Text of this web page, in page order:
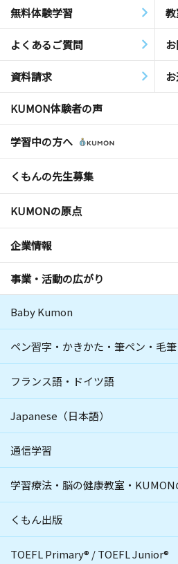
無料体験学習
よくあるご質問
資料請求
KUMON体験者の声
学習中の方へ
くもんの先生募集
KUMONの原点
企業情報
事業・活動の広がり
Baby Kumon
ペン習字・かきかた・筆ペン・毛筆
フランス語・ドイツ語
Japanese（日本語）
通信学習
学習療法・脳の健康教室・KUMON
くもん出版
TOEFL Primary® /TOEFL Junior®